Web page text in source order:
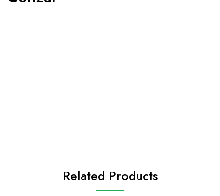
Related Products